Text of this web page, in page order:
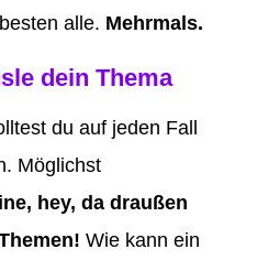
alle. Mehrmals.
dein Thema
du auf jeden Fall
Möglichst
hey, da draußen
Wie kann ein